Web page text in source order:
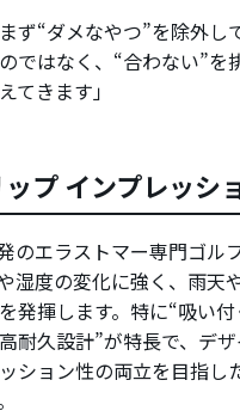
ず“ダメなやつ”を除外し
ではなく、“合わない”を
てきます」
プ インプレッシ
のエラストマー専門ゴル
湿度の変化に強く、雨天
発揮します。特に“吸い
耐久設計”が特長で、デ
ション性の両立を目指し